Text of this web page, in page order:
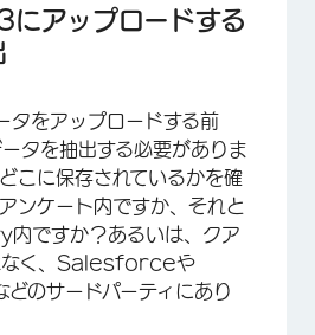
アップロードする
タをアップロードする前
タを抽出する必要がありま
こに保存されているかを確
ンケート内ですか、それと
ですか？あるいは、クア
なく、Salesforceや
のサードパーティにあり